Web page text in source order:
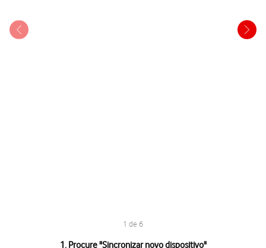
1 de 6
1. Procure "Sincronizar novo dispositivo"